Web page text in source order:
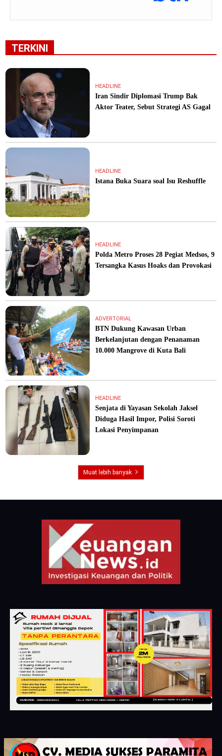
TERKINI
HEADLINE
Iran Sindir Diplomasi Trump Bak
Aktor Teater, Sebut Strategi AS Gagal
HEADLINE
Istana Buka Suara soal Isu Reshuffle
HEADLINE
Polda Metro Proses 28 Pegiat Medsos, 9
Tersangka Kasus Hoaks dan Provokasi
ADVERTORIAL
BTN Dukung Kawasan Urban
Berkelanjutan dengan Penanaman
10.000 Mangrove di Kuta Bali
HEADLINE
Senjata di Yayasan Sekolah Jaksel
Diduga Hasil Impor, Polisi Soroti
Lokasi Penyimpanan
Muat lebih banyak